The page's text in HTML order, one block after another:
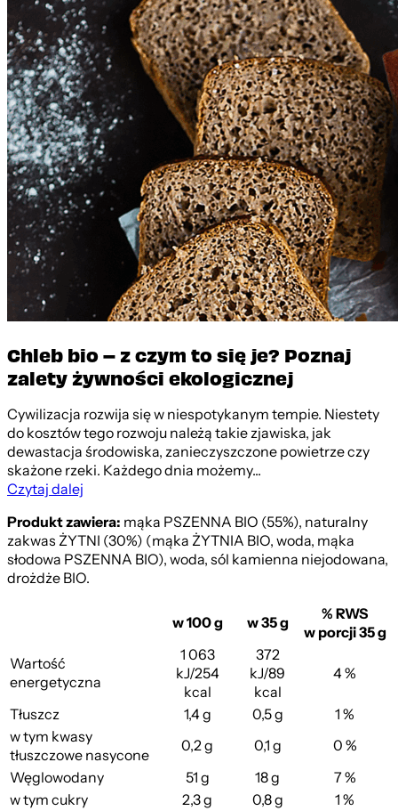
Chleb bio – z czym to się je? Poznaj
zalety żywności ekologicznej
Cywilizacja rozwija się w niespotykanym tempie. Niestety
do kosztów tego rozwoju należą takie zjawiska, jak
dewastacja środowiska, zanieczyszczone powietrze czy
skażone rzeki. Każdego dnia możemy...
Czytaj dalej
Produkt zawiera: mąka PSZENNA BIO (55%), naturalny
zakwas ŻYTNI (30%) (mąka ŻYTNIA BIO, woda, mąka
słodowa PSZENNA BIO), woda, sól kamienna niejodowana,
drożdże BIO.
w 100 g w 35 g
% RWS
w porcji 35 g
Wartość
energetyczna
1 063
kJ/254
kcal
372
kJ/89
kcal
4 %
Tłuszcz 1,4 g 0,5 g
1 %
w tym kwasy
tłuszczowe nasycone
0,2 g 0,1 g
0 %
Węglowodany
51 g 18 g
7 %
w tym cukry
2,3 g 0,8 g
1 %